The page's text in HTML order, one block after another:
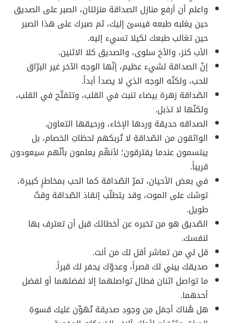
واعلم أن أرفع منازل الصداقة منزلتان، الصبر على الصديق
حين يغلبه طبعه فيسئ إليك، ثم صبرك على هذا الصبر
حين تغالب طبعك لكيلا تسيء إليه.
الأب كنز، والأخ سلوى، والصديق كلا الاثنين.
إنّ الصداقة لشيء عظيم، إنّها الوجه الآخر غير البرّاق
للحب، ولكنّه الوجه الذي لا يصدأ أبداً.
الصّداقة زهرة بيضاء تنبت في القلب، وتتفتّح في القلب،
ولكنّها لا تذبل.
الصداقه حديقة وردها الإخاء، ورحيقها التعاون.
الواثقون من الصّداقةِ لا تُربكهم لحظاتِ الخصام، بل
يبتسمون عندما يفترقون؛ لأنهّم يعلمون بأنّهم سيعودون
قريباً.
في بعض الأحيان، تمرّ الصّداقة كما الحب بمخاطرٍ كبيرة،
توشك على الموت، وقد يتطلّب إنقاذ الصّداقة وقتٌ
طويل.
الصّديق هو من تخبره عن أخطائك قبل أن تعترف بها
لنفسك.
قل لي من تعاشر أقل لك من أنت.
صديقك يبني لك قصراً، وعدوّك يحفر لك قبراً.
ما تواصل اثنان فطال تواصلهما إلا لفضلهما أو لفضل
أحدهما.
هل هُناكَ أجمَل مِن وجودِ صديقة تُهَوِّن عَليك قسوةِ